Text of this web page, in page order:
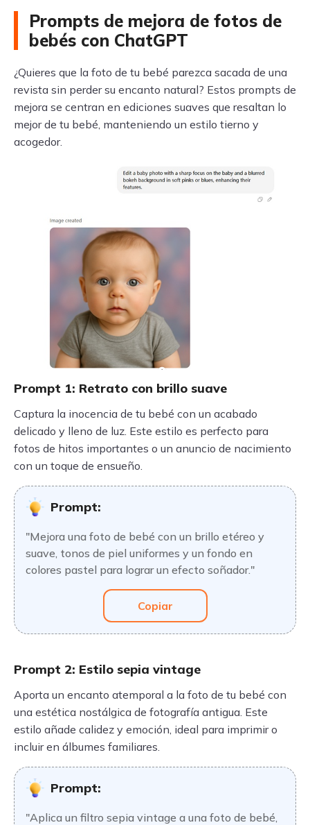
Prompts de mejora de fotos de
bebés con ChatGPT
¿Quieres que la foto de tu bebé parezca sacada de una
revista sin perder su encanto natural? Estos prompts de
mejora se centran en ediciones suaves que resaltan lo
mejor de tu bebé, manteniendo un estilo tierno y
acogedor.
Prompt 1: Retrato con brillo suave
Captura la inocencia de tu bebé con un acabado
delicado y lleno de luz. Este estilo es perfecto para
fotos de hitos importantes o un anuncio de nacimiento
con un toque de ensueño.
Prompt:
"Mejora una foto de bebé con un brillo etéreo y
suave, tonos de piel uniformes y un fondo en
colores pastel para lograr un efecto soñador."
Copiar
Prompt 2: Estilo sepia vintage
Aporta un encanto atemporal a la foto de tu bebé con
una estética nostálgica de fotografía antigua. Este
estilo añade calidez y emoción, ideal para imprimir o
incluir en álbumes familiares.
Prompt:
"Aplica un filtro sepia vintage a una foto de bebé,